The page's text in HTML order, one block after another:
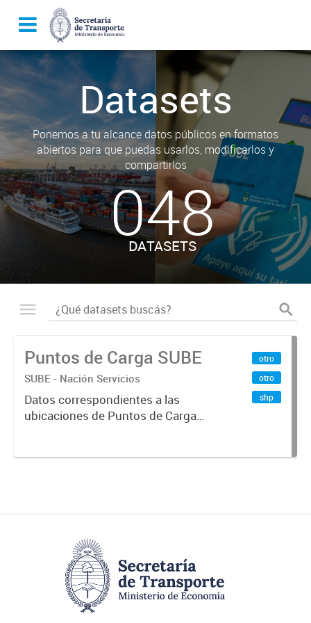
Datasets
Ponemos a tu alcance datos públicos en formatos
abiertos para que puedas usarlos, modificarlos y
compartirlos
048
DATASETS
Puntos de Carga SUBE
SUBE - Nación Servicios
Datos correspondientes a las
ubicaciones de Puntos de Carga
otro
otro
shp